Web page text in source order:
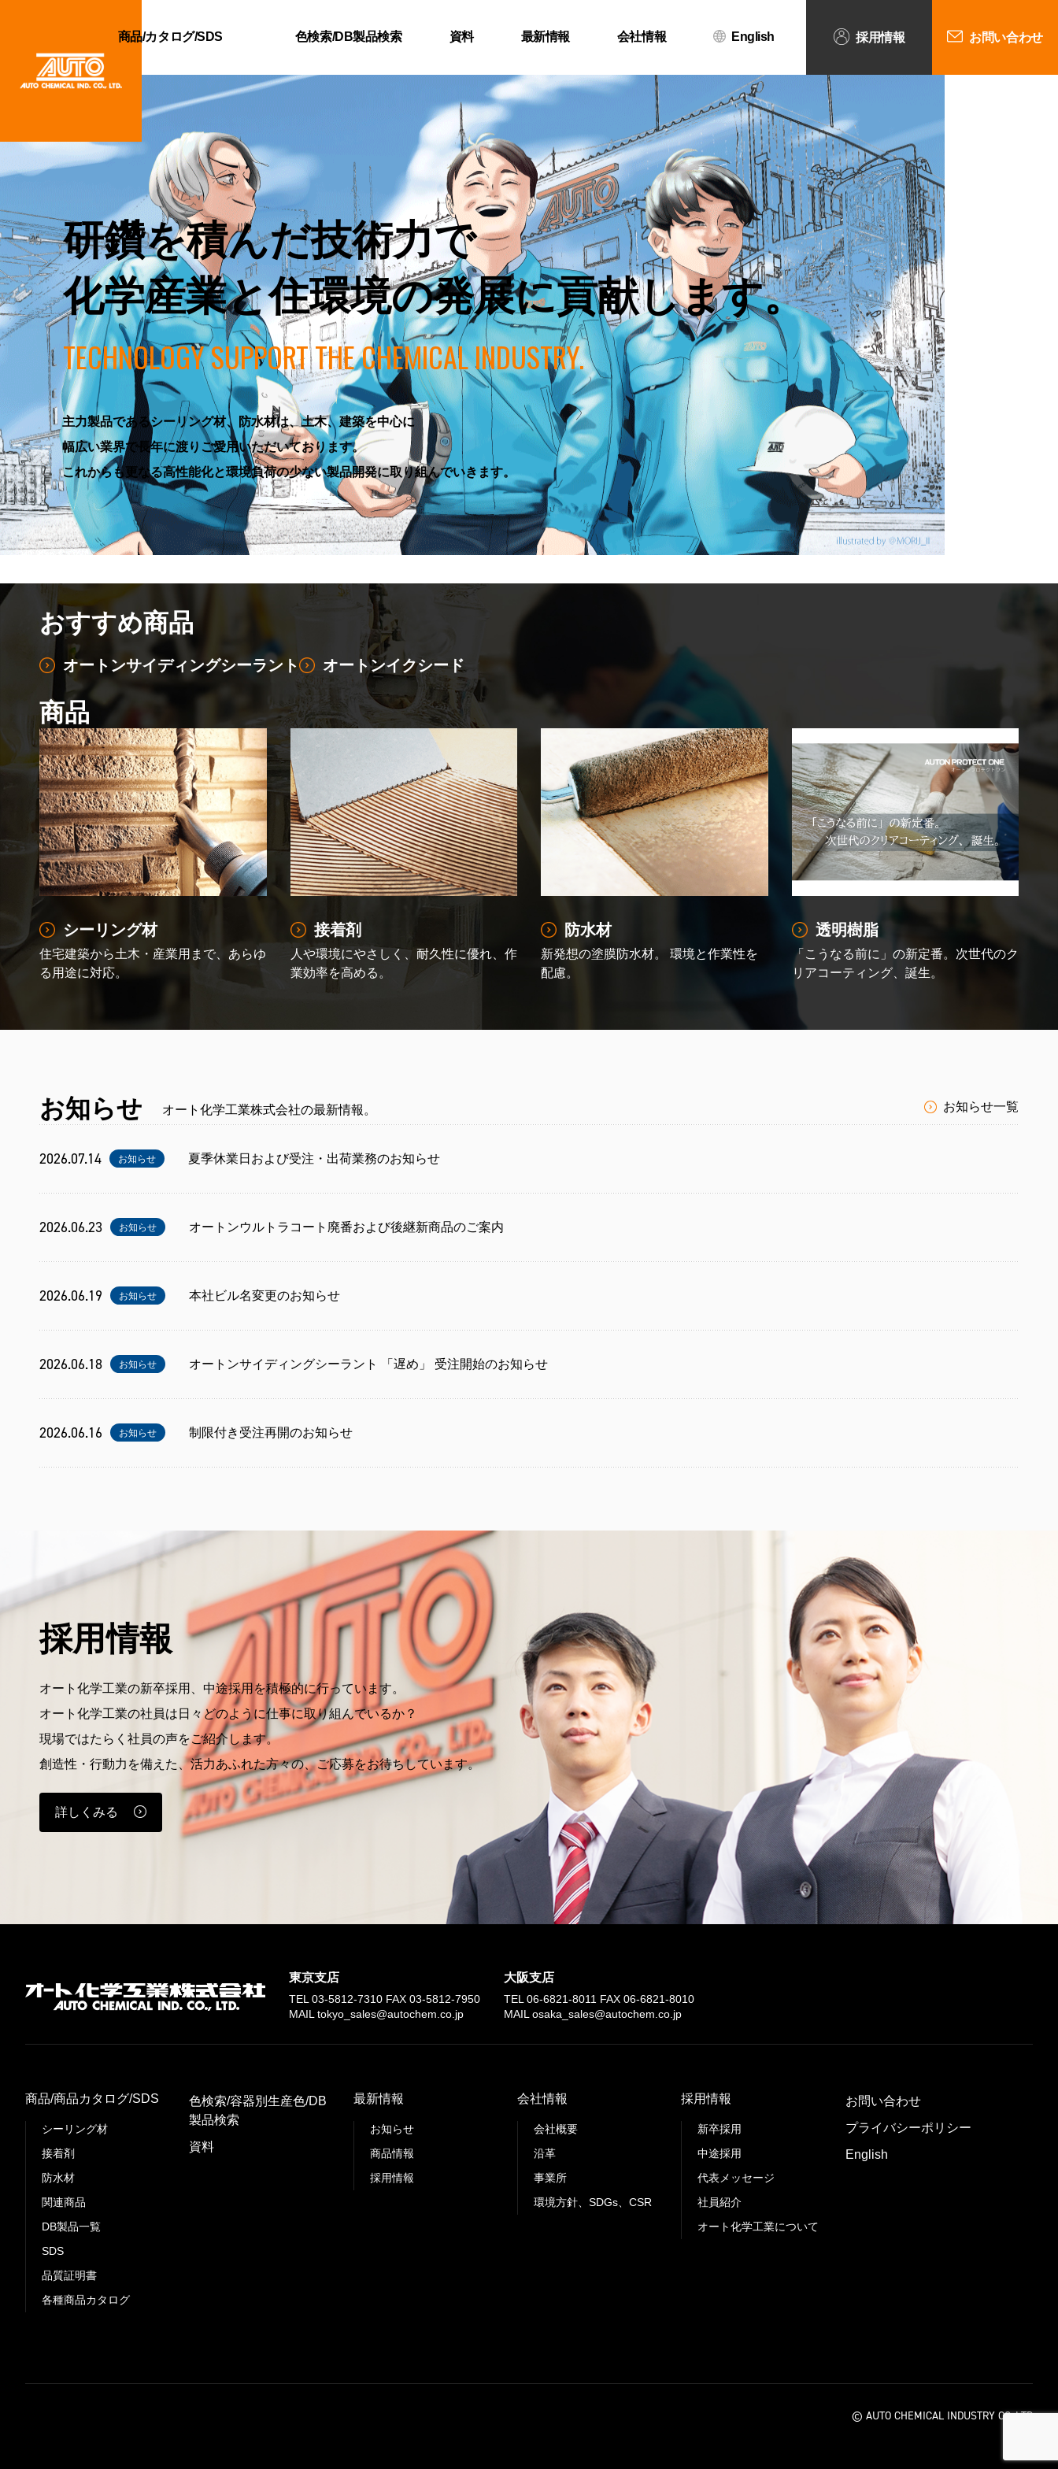
商品/カタログ/SDS 色検索/DB製品検索 資料 最新情報 会社情報 English 採用情報 お問い合わせ
研鑽を積んだ技術力で
化学産業と住環境の発展に貢献します。
TECHNOLOGY SUPPORTTHE CHEMICAL INDUSTRY.
主力製品であるシーリング材、防水材は、土木、建築を中心に
幅広い業界で長年に渡りご愛用いただいております。
これからも更なる高性能化と環境負荷の少ない製品開発に取り組んでいきます。
おすすめ商品
オートンサイディングシーラント オートンイクシード
商品
シーリング材
住宅建築から土木・産業用まで、あらゆ
る用途に対応。
接着剤
人や環境にやさしく、耐久性に優れ、作
業効率を高める。
防水材
新発想の塗膜防水材。 環境と作業性を
配慮。
透明樹脂
「こうなる前に」の新定番。次世代のク
リアコーティング、誕生。
お知らせ オート化学工業株式会社の最新情報。 お知らせ一覧
2026.07.14 お知らせ 夏季休業日および受注・出荷業務のお知らせ
2026.06.23 お知らせ オートンウルトラコート廃番および後継新商品のご案内
2026.06.19 お知らせ 本社ビル名変更のお知らせ
2026.06.18 お知らせ オートンサイディングシーラント 「遅め」 受注開始のお知らせ
2026.06.16 お知らせ 制限付き受注再開のお知らせ
採用情報
オート化学工業の新卒採用、中途採用を積極的に行っています。
オート化学工業の社員は日々どのように仕事に取り組んでいるか？
現場ではたらく社員の声をご紹介します。
創造性・行動力を備えた、活力あふれた方々の、ご応募をお待ちしています。
詳しくみる
東京支店
TEL 03-5812-7310 FAX 03-5812-7950
MAIL tokyo_sales@autochem.co.jp
大阪支店
TEL 06-6821-8011 FAX 06-6821-8010
MAIL osaka_sales@autochem.co.jp
商品/商品カタログ/SDS
シーリング材
接着剤
防水材
関連商品
DB製品一覧
SDS
品質証明書
各種商品カタログ
色検索/容器別生産色/DB
製品検索
資料
最新情報
お知らせ
商品情報
採用情報
会社情報
会社概要
沿革
事業所
環境方針、SDGs、CSR
採用情報
新卒採用
中途採用
代表メッセージ
社員紹介
オート化学工業について
お問い合わせ
プライバシーポリシー
English
© AUTO CHEMICAL INDUSTRY CO.,LTD